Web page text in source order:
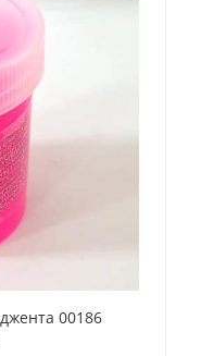
00186